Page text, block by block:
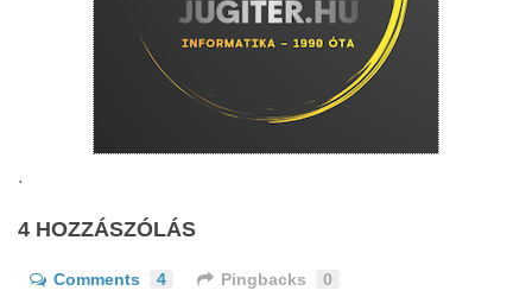
.
4 HOZZÁSZÓLÁS
Comments 4 Pingbacks 0